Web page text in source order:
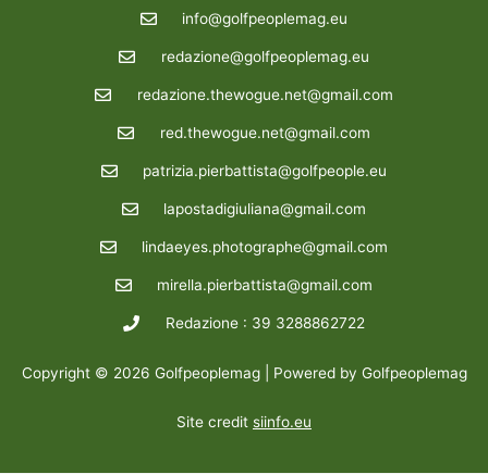
info@golfpeoplemag.eu
redazione@golfpeoplemag.eu
redazione.thewogue.net@gmail.com
red.thewogue.net@gmail.com
patrizia.pierbattista@golfpeople.eu
lapostadigiuliana@gmail.com
lindaeyes.photographe@gmail.com
mirella.pierbattista@gmail.com
Redazione : 39 3288862722
Copyright © 2026 Golfpeoplemag | Powered by Golfpeoplemag
Site credit siinfo.eu